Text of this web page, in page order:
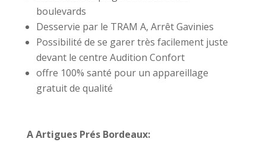
boulevards
Desservie par le TRAM A, Arrêt Gavinies
Possibilité de se garertrès facilement juste
devant le centre Audition Confort
offre 100% santé pour un appareillage
gratuit de qualité
A Artigues Prés Bordeaux: